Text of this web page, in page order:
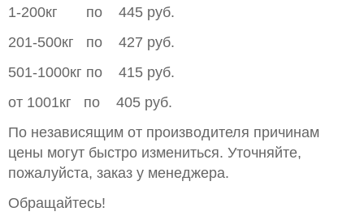
1-200кг по 445 руб.
201-500кг по 427 руб.
501-1000кг по 415 руб.
от 1001кг по 405 руб.
По независящим от производителя причинам
цены могут быстро измениться. Уточняйте,
пожалуйста, заказ у менеджера.
Обращайтесь!